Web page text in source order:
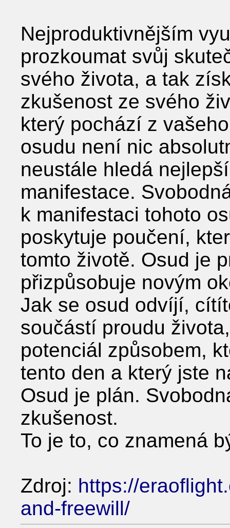
Nejproduktivnějším
prozkoumat svůj
svého života, a tak
zkušenost ze svého
který pochází z
osudu není nic
neustále hledá
manifestace.
k manifestaci tohoto
poskytuje poučení,
tomto životě. Osud je
přizpůsobuje novým
Jak se osud odvíjí,
součástí proudu
potenciál způsobem,
tento den a který jste
Osud je plán.
zkušenost.
To je to, co znamená
Zdroj: https://
and-freewill/